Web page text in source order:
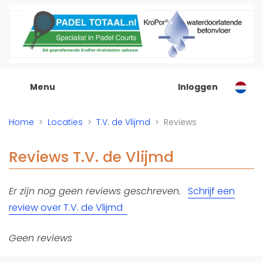
Menu
De Padel Gids
Alle padel locaties
Organisatie
Banenbouwers
Reserveringssystemen
Toevoegen data
Laatste updates
Padel
Inloggen
Home Locaties T.V. de Vlijmd Reviews
Reviews T.V. de Vlijmd
Er zijn nog geen reviews geschreven. Schrijf een
review over T.V. de Vlijmd
Geen reviews